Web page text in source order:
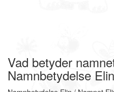
Vad betyder
Namnbetydelse